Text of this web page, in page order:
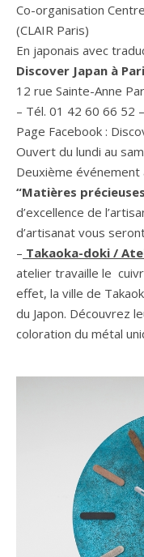
Co-organisation
(CLAIR Paris)
En japonais avec
Discover Japan à
12 rue Sainte-Anne
– Tél. 01 42 60 66 52
Page Facebook :
Ouvert du lundi au
Deuxième événement
“Matières
d’excellence de
d’artisanat vous
– Takaoka-doki /
atelier travaille le
effet, la ville de
du Japon. Découvrez
coloration du métal